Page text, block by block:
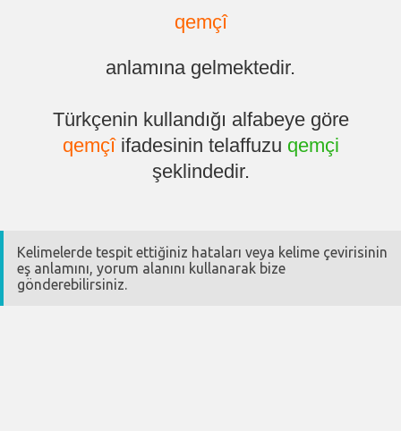
qemçî
anlamına gelmektedir.
Türkçenin kullandığı alfabeye göre
qemçîifadesinin telaffuzu qemçi
şeklindedir.
Kelimelerde tespit ettiğiniz hataları veya kelime çevirisinin
eş anlamını, yorum alanını kullanarak bize
gönderebilirsiniz.